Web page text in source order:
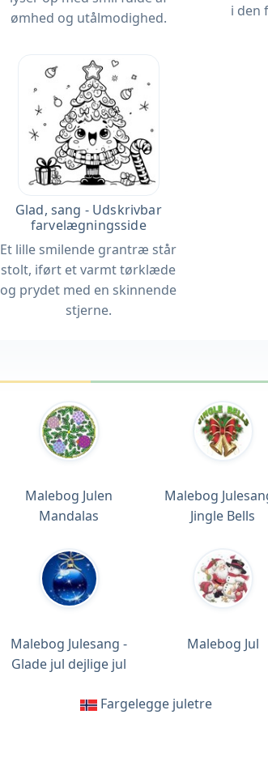
ømhed og utålmodighed.
i den
Glad, sang - Udskrivbar
farvelægningsside
Et lille smilende grantræ står
stolt, iført et varmt tørklæde
og prydet med en skinnende
stjerne.
Malebog Julen
Mandalas
Malebog
Jingle Bells
Malebog Julesang -
Glade jul dejlige jul
Malebog Jul
Fargelegge juletre